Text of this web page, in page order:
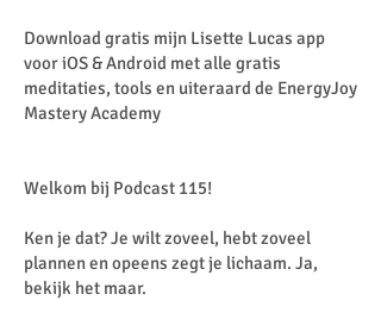
Download gratis mijn Lisette Lucas app
voor iOS & Android met alle gratis
meditaties, tools en uiteraard de EnergyJoy
Mastery Academy
Welkom bij Podcast 115!
Ken je dat? Je wilt zoveel, hebt zoveel
plannen en opeens zegt je lichaam. Ja,
bekijk het maar.